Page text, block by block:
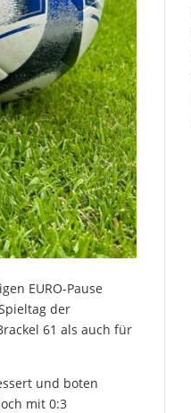
EURO-Pause
der
61 als auch für
und boten
mit 0:3